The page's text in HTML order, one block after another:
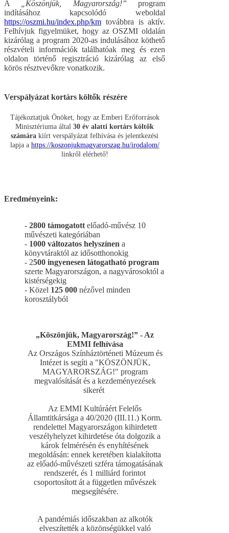
A „Köszönjük, Magyarország!” program
indításához kapcsolódó weboldal
https://oszmi.hu/index.php/km továbbra is aktív.
Felhívjuk figyelmüket, hogy az OSZMI oldalán
kizárólag a program 2020-as indulásához köthető
részvételi információk találhatóak meg és ezen
oldalon történő regisztráció kizárólag az első
körös résztvevőkre vonatkozik.
Verspályázat kortárs költők részére
Tájékoztatjuk Önöket, hogy az Emberi Erőforrások
Minisztériuma által30 év alatti kortárs költők
számárakiírt verspályázat felhívása és jelentkezési
lapja a https://koszonjukmagyarorszag.hu/irodalom/
linkről elérhető!
Eredményeink:
- 2800 támogatott előadó-művész 10
művészeti kategóriában
- 1000 változatos helyszínen a
könyvtáraktól az idősotthonokig
- 2500 ingyenesen látogatható program
szerte Magyarországon, a nagyvárosoktól a
kistérségekig
- Közel 125 000 nézővel minden
korosztályból
„Köszönjük, Magyarország!” - Az
EMMI felhívása
Az Országos Színháztörténeti Múzeum és
Intézet is segíti a "KÖSZÖNJÜK,
MAGYARORSZÁG!" program
megvalósítását és a kezdeményezések
sikerét
Az EMMI Kultúráért Felelős
Államtitkársága a 40/2020 (III.11.) Korm.
rendelettel Magyarországon kihirdetett
veszélyhelyzet kihirdetése óta dolgozik a
károk felmérésén és enyhítésének
megoldásán: ennek keretében kialakította
az előadó-művészeti szféra támogatásának
rendszerét, és 1 milliárd forintot
csoportosított át a független művészek
megsegítésére.
A pandémiás időszakban az alkotók
elveszítették a közönségükkel való